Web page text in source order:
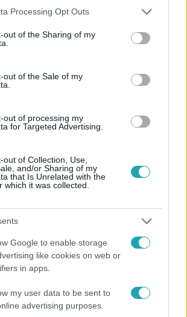
website/app uses one or more Google
visit or usage behaviour. You may click to
to Google and its third-party tags to
below specified purposes in below Google
Processing Opt Outs
out of the Sharing of my
out of the Sale of my
out of processing my
for Targeted Advertising.
out of Collection, Use,
and/or Sharing of my
that Is Unrelated with the
which it was collected.
Google to enable storage
like cookies on web or
in apps.
my user data to be sent to
advertising purposes.
és értesülj a friss hírekről a
Követem
#POLITIKA
TÁMOGATÁS INTEGRITÁS HATÓSÁG